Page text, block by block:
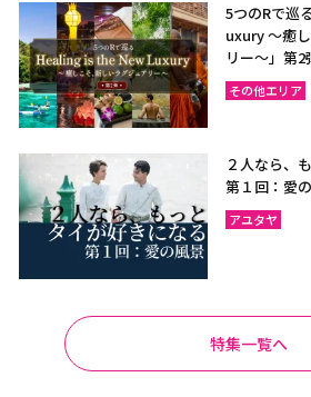
5つのRで巡
uxury ～癒
リー〜」第2
その他エリア
２人なら、
第１回：愛
アユタヤ
特集一覧へ